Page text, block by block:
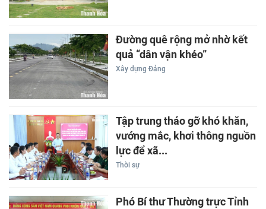
Đường quê rộng mở nhờ kết
quả “dân vận khéo”
Xây dựng Đảng
Tập trung tháo gỡ khó khăn,
vướng mắc, khơi thông nguồn
lực để xã...
Thời sự
Phó Bí thư Thường trực Tỉnh